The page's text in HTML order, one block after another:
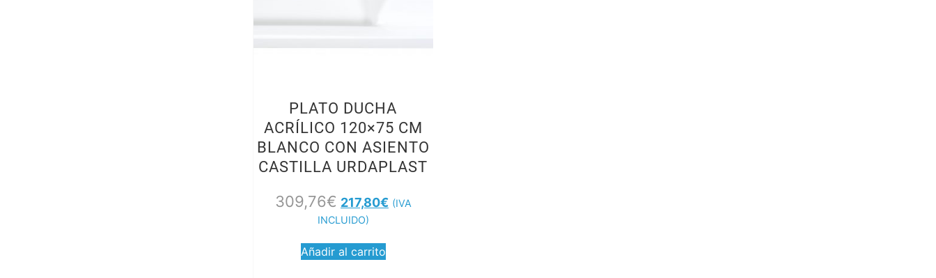
PLATO DUCHA
ACRÍLICO 120×75 CM
BLANCO CON ASIENTO
CASTILLA URDAPLAST
309,76€ 217,80€ (IVA
INCLUIDO)
Añadir al carrito